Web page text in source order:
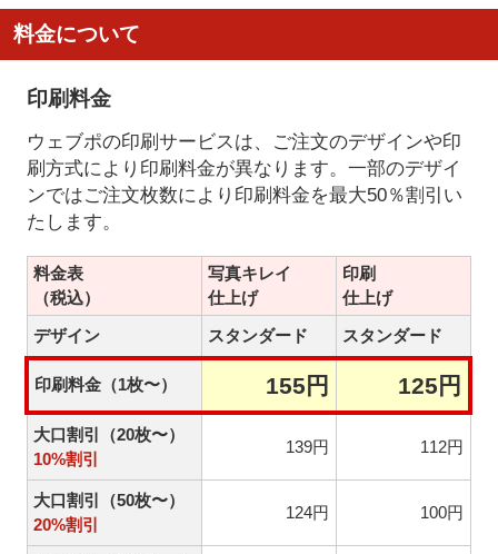
料金について
印刷料金
ウェブポの印刷サービスは、ご注文のデザインや印
刷方式により印刷料金が異なります。一部のデザイ
ンではご注文枚数により印刷料金を最大50％割引い
たします。
料金表
（税込）
写真キレイ
仕上げ
印刷
仕上げ
デザイン
スタンダード スタンダード
印刷料金（1枚〜） 155円 125円
大口割引（20枚〜）
10%割引
139円 112円
大口割引（50枚〜）
20%割引
124円 100円